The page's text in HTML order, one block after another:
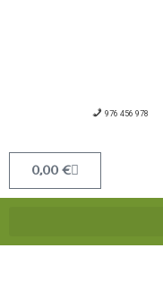
976 456 978
0,00 €Carrito